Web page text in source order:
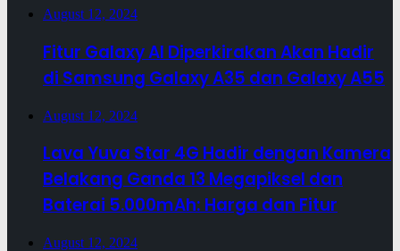
August 12, 2024
Fitur Galaxy AI Diperkirakan Akan Hadir
di Samsung Galaxy A35 dan Galaxy A55
August 12, 2024
Lava Yuva Star 4G Hadir dengan Kamera
Belakang Ganda 13 Megapiksel dan
Baterai 5.000mAh: Harga dan Fitur
August 12, 2024